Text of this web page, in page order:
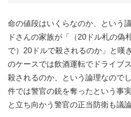
命の値段はいくらなのか、という
ドさんの家族が「（20ドル札の偽
で）20ドルで殺されるのか」と嘆
のケースでは飲酒運転でドライブ
殺されるのか、という論理なので
件では警官の銃を奪ったという事
と立ち向かう警官の正当防衛も議